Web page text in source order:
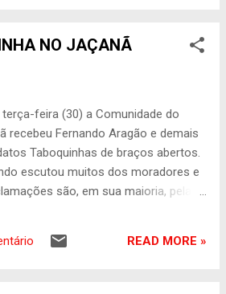
permite ao aluno fora da faixa etária
Básica (Ensino Fundamental e/ou
metade do tempo, sem perder a
no aprendizado. Em apenas 2 anos é
o Ensino Fundamental I e em
completa-se Fundamental II. Já
aulas ocorrem à noite para que o
Ensino Supletivo do SESI, que fica no
NO JAÇANÃ
feira (30) a Comunidade do
recebeu Fernando Aragão e demais
Taboquinhas de braços abertos.
escutou muitos dos moradores e
são, em sua maioria, pela
famílias que mostram-se indignadas
READ MORE »